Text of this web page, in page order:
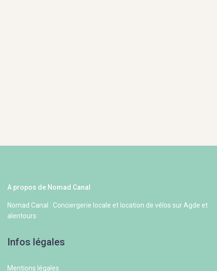
A propos de Nomad Canal
Nomad Canal : Conciergerie locale et location de vélos sur Agde et
alentours
Infos légales
Mentions légales